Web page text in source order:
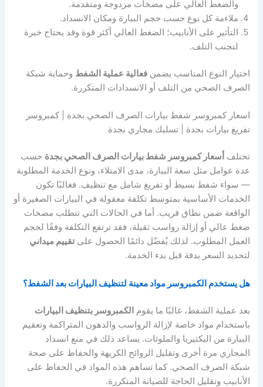
والضغط العالي على مضخات مزدوجة ومتقدمة.
ملاءمة كل نوع حسب حجم البيارة ومكان الانسداد.
التأثير على الأنابيب؛ الضغط العالي أكثر قوة وقد يحتاج خبرة
لتجنب التلف.
اختيار النوع المناسب يضمنفعالية عملية الشفط وحماية شبكة
الصرف الصحي من التلف أو الانسدادات المتكررة.
اسعار كمبروسر شفط بيارات الصرف الصحي بجدة | كمبروسر
تفريغ بيارات بجدة | تسليك مجاري بجدة
تختلف أسعار كمبروسر شفط بيارات الصرف الصحي بجدة حسب
عدة عوامل مثل سعة البيارة، مدى الامتلاء، ونوع الخدمة المطلوبة
— سواء شفط بسيط أو تفريغ شامل مع تنظيف. فغالبًا تكون
الخدمات الأساسية بمتوسط تكلفة معقولة في البيارات الصغيرة أو
الواقعة ضمن نطاق قريب. أما في الحالات التي تتطلب مضخات
ضغط عالي أو إزالة رواسب ثقيلة، فقد ترتفع التكلفة وفقًا لحجم
العمل المطلوب. لذلك يُفضّل دائمًا الحصول علىتقييم ميداني
لتحديد السعر بدقة قبل بدء الخدمة.
هل يستخدم الكمبروسر مواد معينة لتنظيف البيارات بعد الشفط؟
بعد عملية الشفط، غالبًا ما يقوم الكمبروسر بتنظيف البيارات
باستخدام مواد خاصة لإزالة الرواسب والدهون المتراكمة وتعقيم
البيارة من البكتيريا والملوثات. يساعد ذلك في منع انسداد
المجاري مرة أخرى وتقليل الروائح الكريهة والحفاظ على صحة
شبكة الصرف الصحي. كما تساهم هذه المواد في الحفاظ على
الأنابيب وتقليل الحاجة للصيانة المتكررة.